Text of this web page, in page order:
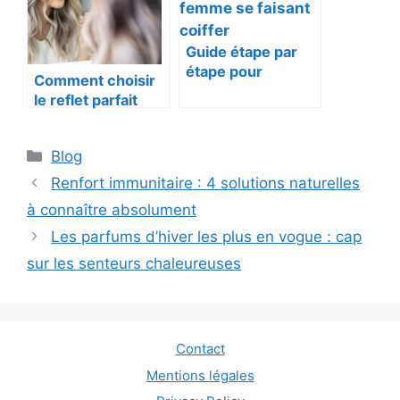
Comment choisir
le reflet parfait
Guide étape par
étape pour
Catégories
Blog
Renfort immunitaire : 4 solutions naturelles
à connaître absolument
Les parfums d’hiver les plus en vogue : cap
sur les senteurs chaleureuses
Contact
Mentions légales